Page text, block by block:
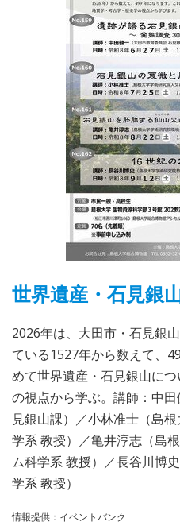
世界遺産・石見銀
2026年は、大田市・石見銀
ている1527年から数えて、
めて世界遺産・石見銀山に
の視点から学ぶ。講師：中
見銀山課）／小林准士（島
学系 教授）／亀井淳志（島
ム科学系 教授）／長谷川博
学系 教授）
情報提供：イベントバンク